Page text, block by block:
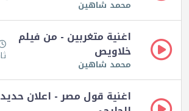
محمد شاهين
اغنية متغربين - من فيلم
خلاويص
محمد شاهين
اغنية قول مصر - اعلان حديد